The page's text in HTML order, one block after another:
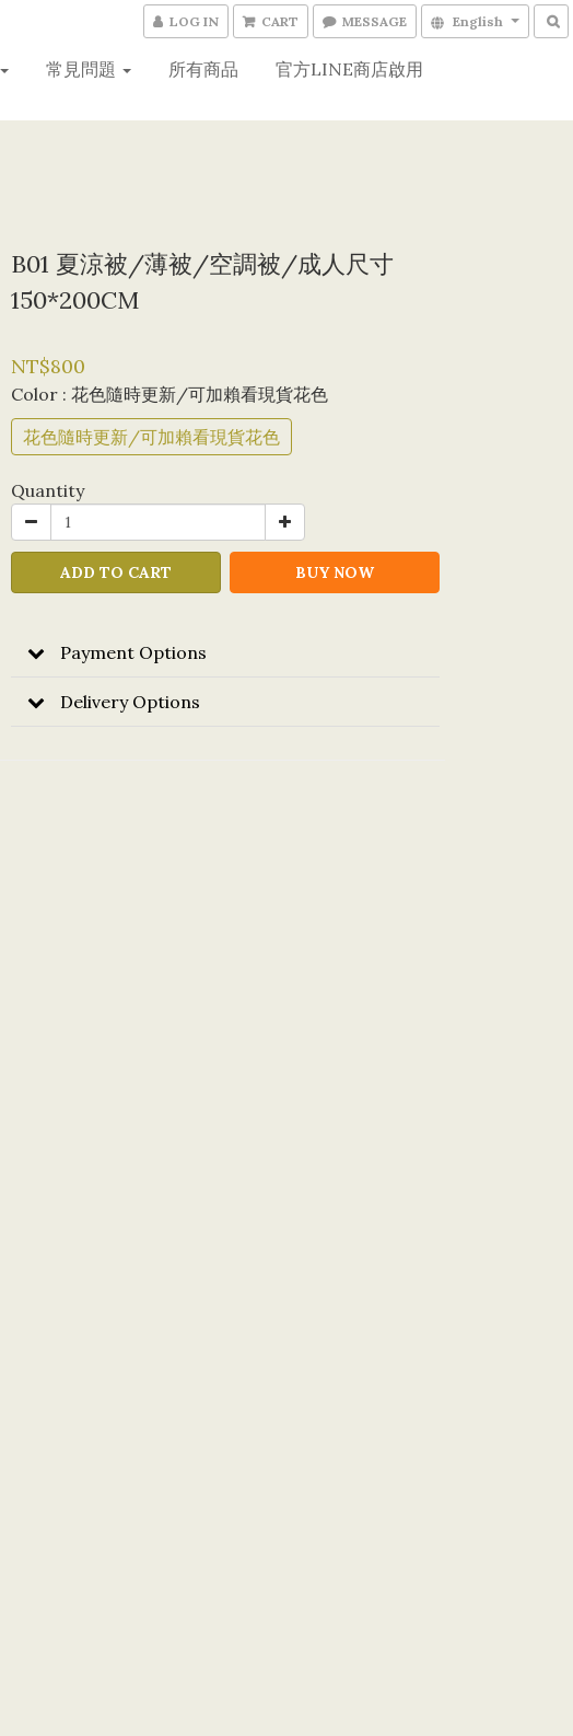
LOG IN CART MESSAGE English
常見問題 所有商品 官方LINE商店啟用
B01 夏涼被/薄被/空調被/成人尺寸
150*200CM
NT$800
Color : 花色隨時更新/可加賴看現貨花色
花色隨時更新/可加賴看現貨花色
Quantity
ADD TO CART BUY NOW
Payment Options
Delivery Options